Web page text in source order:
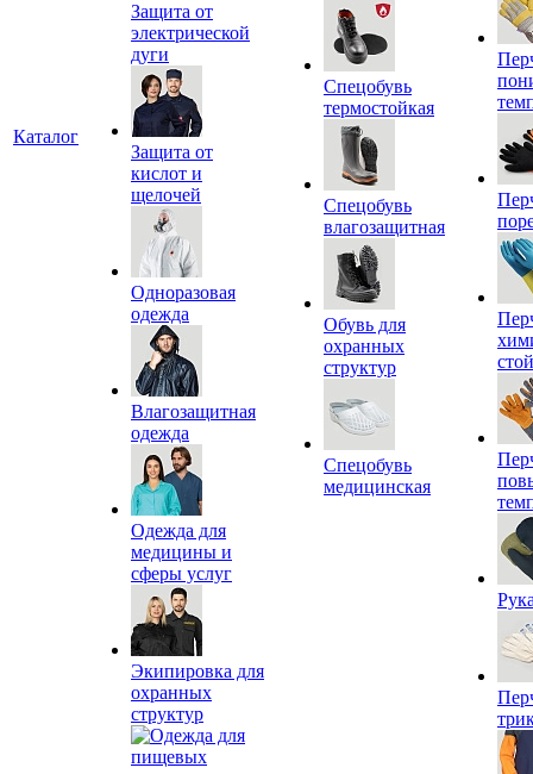
Каталог
Защита от
электрической
дуги
Защита от
кислот и
щелочей
Одноразовая
одежда
Влагозащитная
одежда
Одежда для
медицины и
сферы услуг
Экипировка для
охранных
структур
Спецобувь
термостойкая
Спецобувь
влагозащитная
Обувь для
охранных
структур
Спецобувь
медицинская